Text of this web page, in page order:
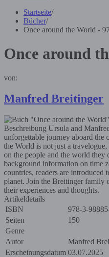
Startseite/
Bücher/
Once around the World -
Once around
von:
Manfred Breitinger
Beschreibung Ursula and
unforgettable journey aboard
the World is not just a
on the people and the world they
background information on time
countries, readers are introduced
planet. Join the Breitinger family
their experiences and thoughts.
Artikeldetails
ISBN
978-3-
Seiten
150
Genre
Autor
Manfred
Erscheinungsdatum 03.07.2025